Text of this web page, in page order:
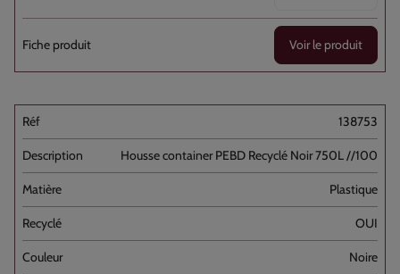
Voir le produit
138753
Housse container PEBD Recyclé Noir 750L //100
Plastique
OUI
Noire